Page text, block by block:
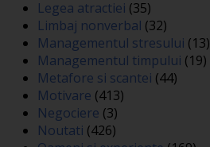
Legea atractiei (35)
Limbaj nonverbal (32)
Managementul stresului (13)
Managementul timpului (19)
Metafore si scantei (44)
Motivare (413)
Negociere (3)
Noutati (426)